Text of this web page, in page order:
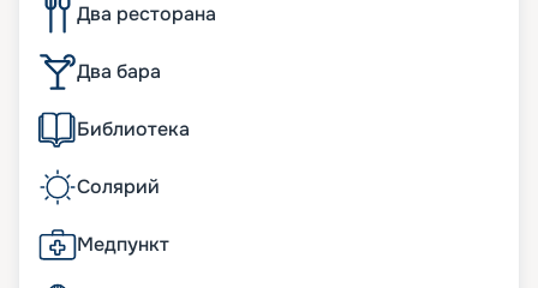
Два ресторана
Два бара
Библиотека
Солярий
Медпункт